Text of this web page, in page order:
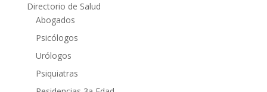
Directorio de Salud
Abogados
Psicólogos
Urólogos
Psiquiatras